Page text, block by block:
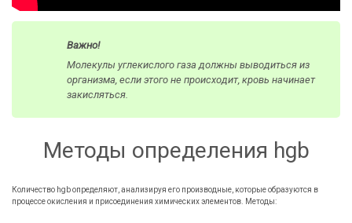
Важно!
Молекулы углекислого газа должны выводиться из
организма, если этого не происходит, кровь начинает
закисляться.
Методы определения hgb
Количество hgb определяют, анализируя его производные, которые образуются в
процессе окисления и присоединения химических элементов. Методы: